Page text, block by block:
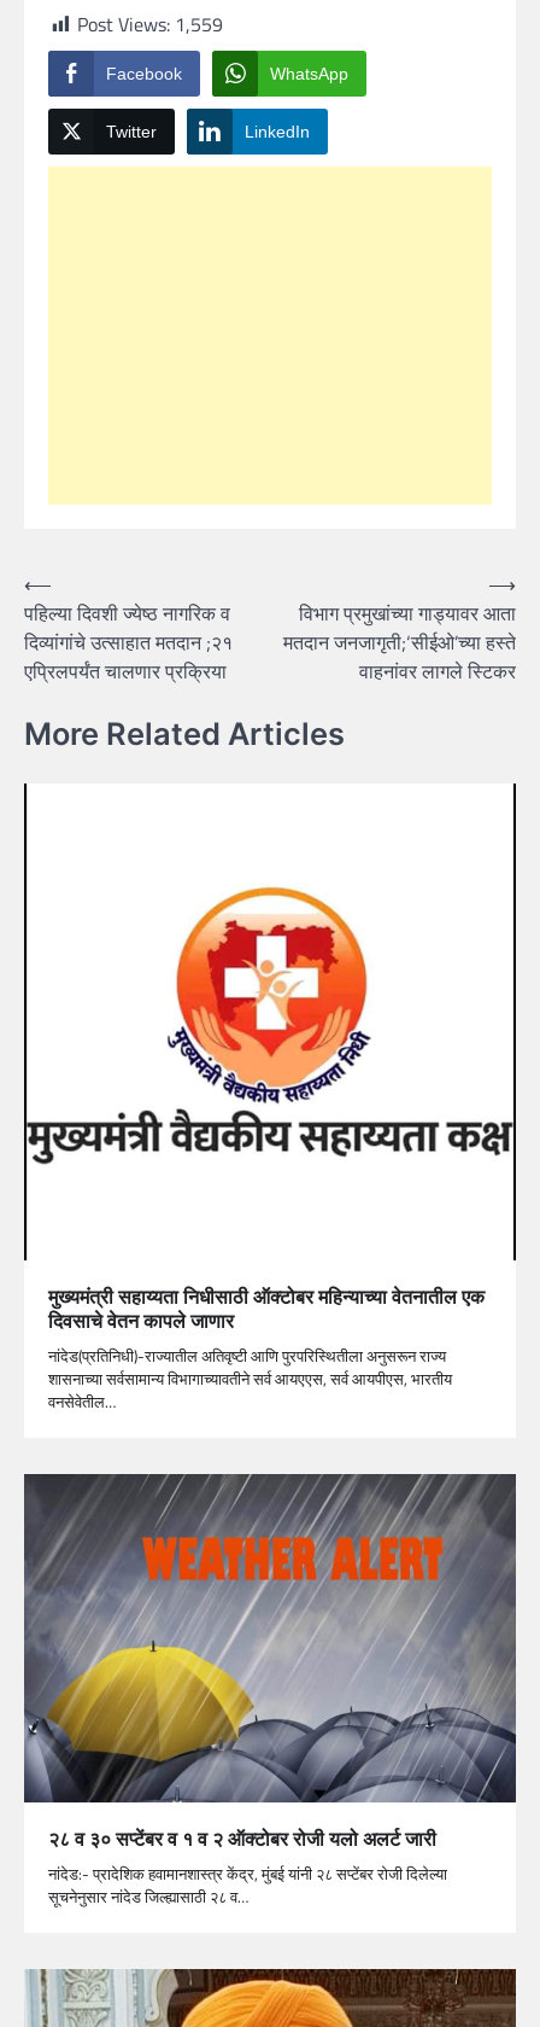
Post Views: 1,559
Facebook WhatsApp
Twitter LinkedIn
Post
navigation
⟵
पहिल्‍या दिवशी ज्येष्ठ नागरिक व
दिव्यांगांचे उत्‍साहात मतदान ;२१
एप्रिलपर्यंत चालणार प्रक्रिया
विभाग प्रमुखांच्‍या गाड्यावर आता
मतदान जनजागृती;‘सीईओ’च्‍या हस्‍ते
वाहनांवर लागले स्टिकर
⟶
More Related Articles
मुख्यमंत्री सहाय्यता निधीसाठी ऑक्टोबर महिन्याच्या वेतनातील एक
दिवसाचे वेतन कापले जाणार
नांदेड(प्रतिनिधी)-राज्यातील अतिवृष्टी आणि पुरपरिस्थितीला अनुसरून राज्य
शासनाच्या सर्वसामान्य विभागाच्यावतीने सर्व आयएएस, सर्व आयपीएस, भारतीय
वनसेवेतील…
२८ व ३० सप्टेंबर व १ व २ ऑक्टोबर रोजी यलो अलर्ट जारी
नांदेड:- प्रादेशिक हवामानशास्त्र केंद्र, मुंबई यांनी २८ सप्टेंबर रोजी दिलेल्या
सूचनेनुसार नांदेड जिल्ह्यासाठी २८ व…